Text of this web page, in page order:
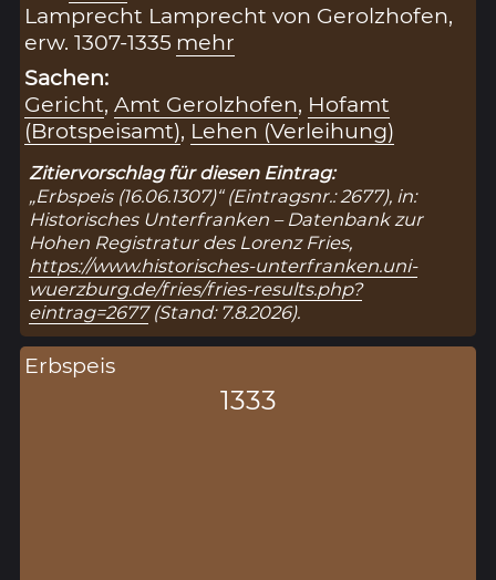
Lamprecht Lamprecht von Gerolzhofen,
erw. 1307-1335 mehr
Sachen:
Gericht,Amt Gerolzhofen, Hofamt
(Brotspeisamt), Lehen (Verleihung)
Zitiervorschlag für diesen Eintrag:
„Erbspeis (16.06.1307)“ (Eintragsnr.: 2677), in:
Historisches Unterfranken – Datenbank zur
Hohen Registratur des Lorenz Fries,
https://www.historisches-unterfranken.uni-
wuerzburg.de/fries/fries-results.php?
eintrag=2677(Stand: 7.8.2026).
Erbspeis
1333